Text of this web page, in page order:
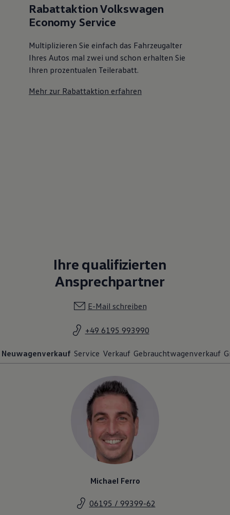
Rabattaktion Volkswagen
Economy Service
Multiplizieren Sie einfach das Fahrzeugalter
Ihres Autos mal zwei und schon erhalten Sie
Ihren prozentualen Teilerabatt.
Mehr zur Rabattaktion erfahren
Ihre qualifizierten
Ansprechpartner
E-Mail schreiben
+49 6195 993990
Neuwagenverkauf Service Verkauf Gebrauchtwagenverkauf
Michael Ferro
06195 / 99399-62